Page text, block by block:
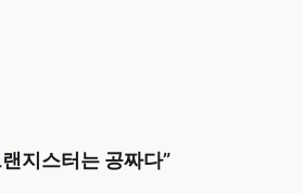
지스터는 공짜다”